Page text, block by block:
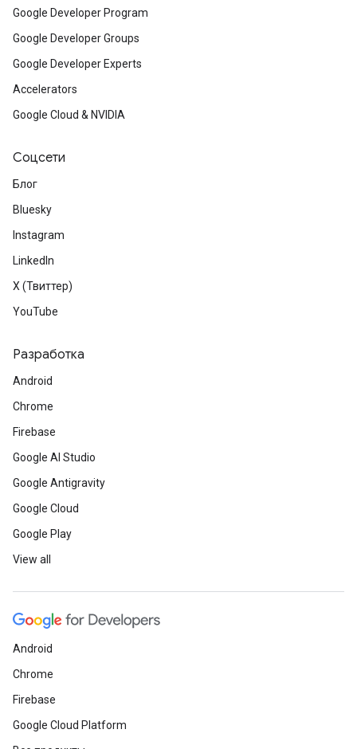
Google Developer Program
Google Developer Groups
Google Developer Experts
Accelerators
Google Cloud & NVIDIA
Соцсети
Блог
Bluesky
Instagram
LinkedIn
X (Твиттер)
YouTube
Разработка
Android
Chrome
Firebase
Google AI Studio
Google Antigravity
Google Cloud
Google Play
View all
Android
Chrome
Firebase
Google Cloud Platform